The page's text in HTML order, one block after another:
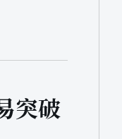
突破